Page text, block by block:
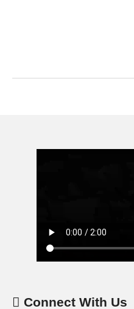
Connect With Us